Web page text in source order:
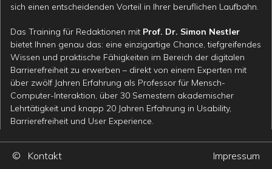
sich einen entscheidenden Vorteil in Ihrer beruflichen Laufbahn.
Das Training für Redaktionen mit Prof. Dr. Simon Nestler
bietet Ihnen genau das: eine einzigartige Chance, tiefgreifendes
Wissen und praktische Fähigkeiten im Bereich der digitalen
Barrierefreiheit zu erwerben – direkt von einem Experten mit
über zwölf Jahren Erfahrung als Professor für Mensch-
Computer-Interaktion, über 30 Semestern akademischer
Lehrtätigkeit und knapp 20 Jahren Erfahrung in Usability,
Barrierefreiheit und User Experience.
© Kontakt Impressum